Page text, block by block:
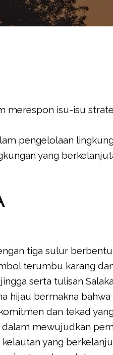
merespon isu-isu
pengelolaan
yang
tiga sulur
terumbu karang
serta tulisan
hijau bermakna bahwa
dan tekad
mewujudkan
yang